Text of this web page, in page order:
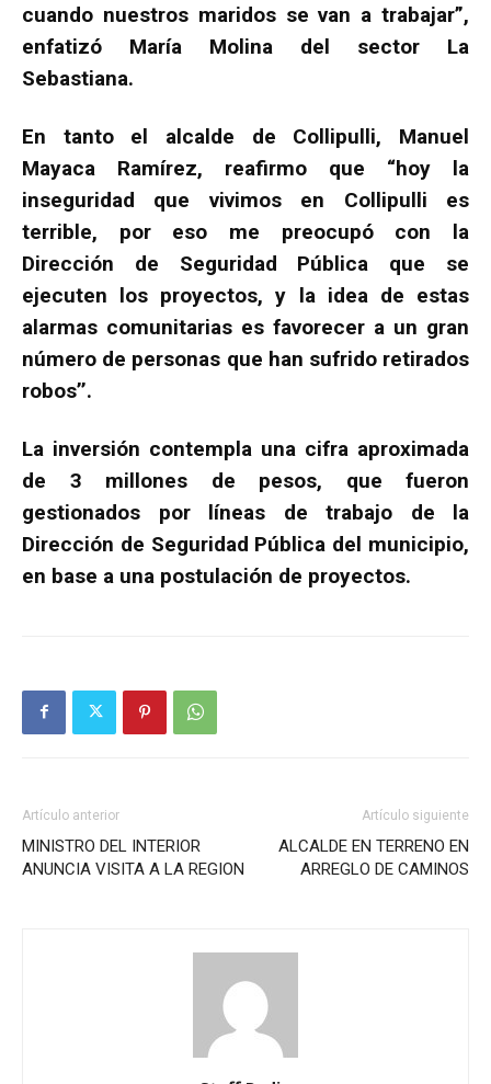
cuando nuestros maridos se van a trabajar”,
enfatizó María Molina del sector La
Sebastiana.
En tanto el alcalde de Collipulli, Manuel
Mayaca Ramírez, reafirmo que “hoy la
inseguridad que vivimos en Collipulli es
terrible, por eso me preocupó con la
Dirección de Seguridad Pública que se
ejecuten los proyectos, y la idea de estas
alarmas comunitarias es favorecer a un gran
número de personas que han sufrido retirados
robos’’.
La inversión contempla una cifra aproximada
de 3 millones de pesos, que fueron
gestionados por líneas de trabajo de la
Dirección de Seguridad Pública del municipio,
en base a una postulación de proyectos.
Artículo anterior
MINISTRO DEL INTERIOR
ANUNCIA VISITA A LA REGION
Artículo siguiente
ALCALDE EN TERRENO EN
ARREGLO DE CAMINOS